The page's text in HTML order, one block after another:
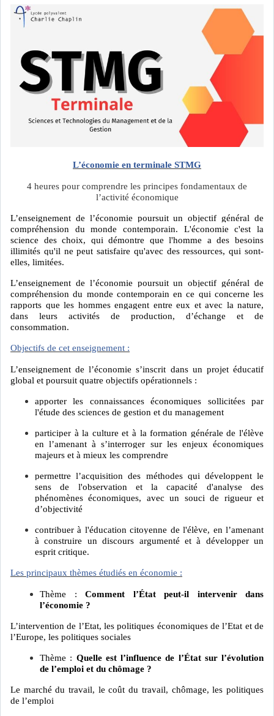
L’économie en terminale STMG
4 heures pour comprendre les principes fondamentaux de
l’activité économique
L’enseignement de l’économie poursuit un objectif général de
compréhension du monde contemporain. L'économie c'est la
science des choix, qui démontre que l'homme a des besoins
illimités qu'il ne peut satisfaire qu'avec des ressources, qui sont-
elles, limitées.
L’enseignement de l’économie poursuit un objectif général de
compréhension du monde contemporain en ce qui concerne les
rapports que les hommes engagent entre eux et avec la nature,
dans leurs activités de production, d’échange et de
consommation.
Objectifs de cet enseignement :
L’enseignement de l’économie s’inscrit dans un projet éducatif
global et poursuit quatre objectifs opérationnels :
apporter les connaissances économiques sollicitées par
l'étude des sciences de gestion et du management
participer à la culture et à la formation générale de l'élève
en l’amenant à s’interroger sur les enjeux économiques
majeurs et à mieux les comprendre
permettre l’acquisition des méthodes qui développent le
sens de l'observation et la capacité d'analyse des
phénomènes économiques, avec un souci de rigueur et
d’objectivité
contribuer à l'éducation citoyenne de l'élève, en l’amenant
à construire un discours argumenté et à développer un
esprit critique.
Les principaux thèmes étudiés en économie :
Thème : Comment l’État peut-il intervenir dans
l’économie ?
L’intervention de l’Etat, les politiques économiques de l’Etat et de
l’Europe, les politiques sociales
Thème : Quelle est l’influence de l’État sur l’évolution
de l’emploi et du chômage ?
Le marché du travail, le coût du travail, chômage, les politiques
de l’emploi